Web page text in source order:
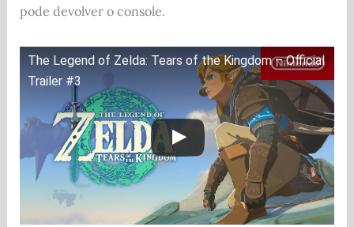
pode devolver o console.
The Legend of Zelda: Tears of the Kingdom – Official
Trailer #3